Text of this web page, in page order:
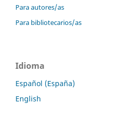
Para autores/as
Para bibliotecarios/as
Idioma
Español (España)
English